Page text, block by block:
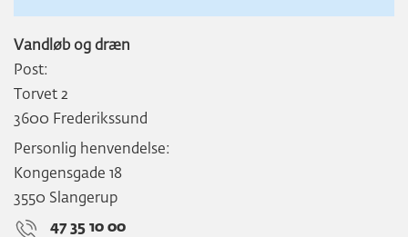
Vandløb og dræn
Post:
Torvet 2
3600 Frederikssund
Personlig henvendelse:
Kongensgade 18
3550 Slangerup
47 35 10 00